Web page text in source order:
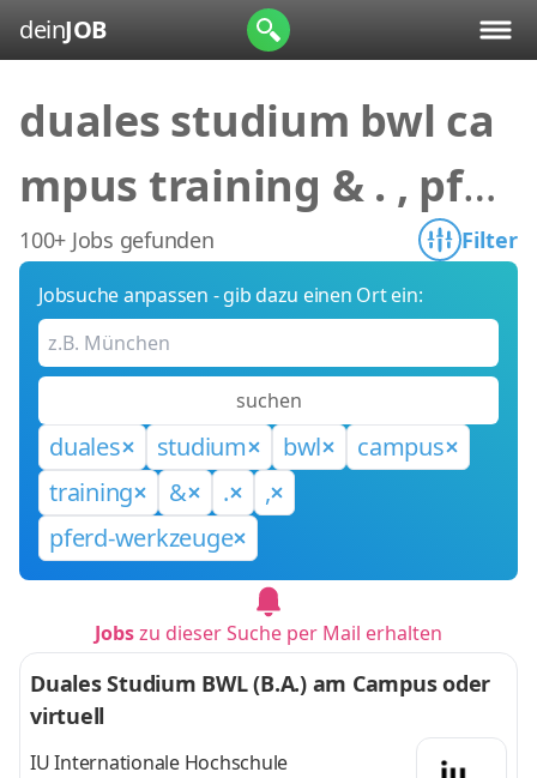
deinJOB
duales studium bwl ca
mpus training & . , pfer
d-werkzeuge
100+ Jobs gefunden Filter
Jobsuche anpassen - gib dazu einen Ort ein:
suchen
duales studium bwl
campus
training
& .
,
pferd-werkzeuge
Jobszu dieser Suche per Mail erhalten
Duales Studium BWL (B.A.) am Campus oder
virtuell
IU Internationale Hochschule